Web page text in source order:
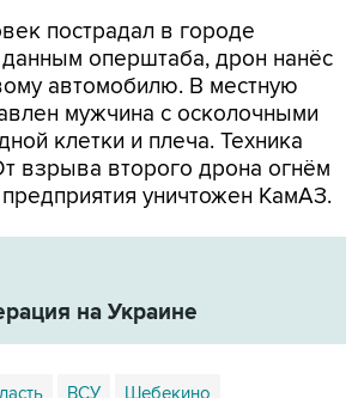
пострадал в городе
оперштаба, дрон нанёс
автомобилю. В местную
мужчина с осколочными
клетки и плеча. Техника
взрыва второго дрона огнём
уничтожен КамАЗ.
на Украине
ВСУ Шебекино